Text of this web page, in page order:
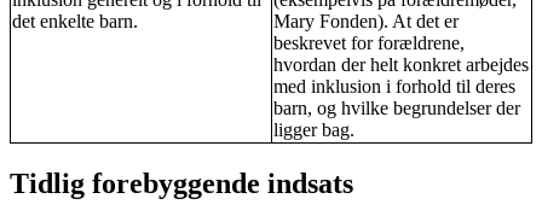
det enkelte barn.
Mary Fonden). At det er
beskrevet for forældrene,
hvordan der helt konkret arbejdes
med inklusion i forhold til deres
barn, og hvilke begrundelser der
ligger bag.
Tidlig forebyggende indsats